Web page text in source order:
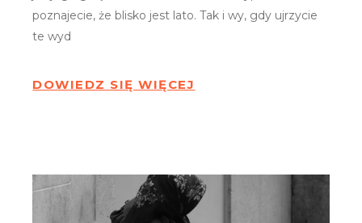
poznajecie, że blisko jest lato. Tak i wy, gdy ujrzycie
te wyd
DOWIEDZ SIĘ WIĘCEJ